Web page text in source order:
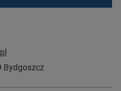
Bydgoszcz